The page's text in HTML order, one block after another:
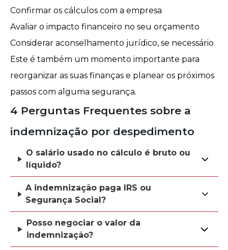
Confirmar os cálculos com a empresa
Avaliar o impacto financeiro no seu orçamento
Considerar aconselhamento jurídico, se necessário
Este é também um momento importante para
reorganizar as suas finanças e planear os próximos
passos com alguma segurança.
4 Perguntas Frequentes sobre a
indemnização por despedimento
O salário usado no cálculo é bruto ou
líquido?
A indemnização paga IRS ou
Segurança Social?
Posso negociar o valor da
indemnização?